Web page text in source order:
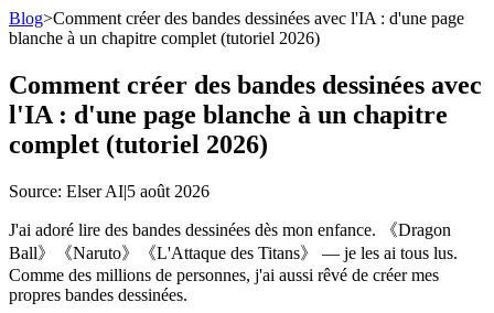
Blog>Comment créer des bandes dessinées avec l'IA : d'une page
blanche à un chapitre complet (tutoriel 2026)
Comment créer des bandes dessinées avec
l'IA : d'une page blanche à un chapitre
complet (tutoriel 2026)
Source: Elser AI|5 août 2026
J'ai adoré lire des bandes dessinées dès mon enfance. 《Dragon
Ball》《Naruto》《L'Attaque des Titans》 — je les ai tous lus.
Comme des millions de personnes, j'ai aussi rêvé de créer mes
propres bandes dessinées.